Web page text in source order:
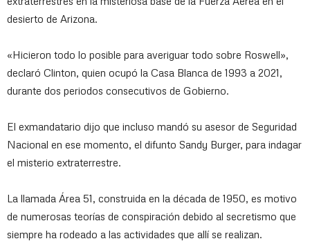
desierto de Arizona.
«Hicieron todo lo posible para averiguar todo sobre Roswell»,
declaró Clinton, quien ocupó la Casa Blanca de 1993 a 2021,
durante dos periodos consecutivos de Gobierno.
El exmandatario dijo que incluso mandó su asesor de Seguridad
Nacional en ese momento, el difunto Sandy Burger, para indagar
el misterio extraterrestre.
La llamada Área 51, construida en la década de 1950, es motivo
de numerosas teorías de conspiración debido al secretismo que
siempre ha rodeado a las actividades que allí se realizan.